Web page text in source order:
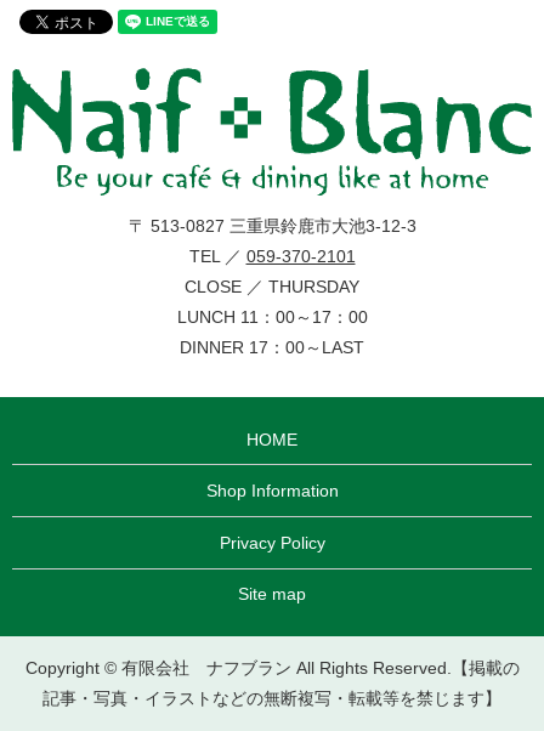
〒 513-0827 三重県鈴鹿市大池3-12-3
TEL ／ 059-370-2101
CLOSE ／ THURSDAY
LUNCH 11：00～17：00
DINNER 17：00～LAST
HOME
Shop Information
Privacy Policy
Site map
Copyright © 有限会社 ナフブラン All Rights Reserved.【掲載の
記事・写真・イラストなどの無断複写・転載等を禁じます】